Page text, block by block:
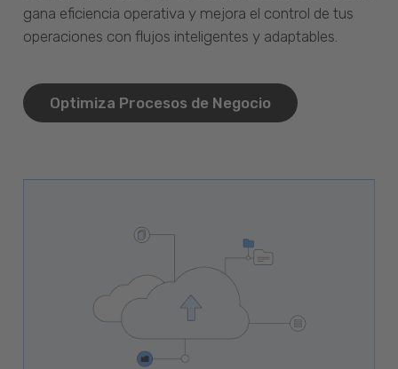
gana eficiencia operativa y mejora el control de tus
operaciones con flujos inteligentes y adaptables.
Optimiza Procesos de Negocio